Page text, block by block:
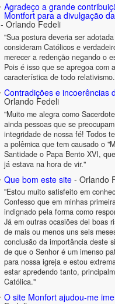
Agradeço a grande
Montfort para a divulgação
- Orlando Fedeli
"Sua postura deveria ser
consideram Católicos e
merecer a redenção negando o
Pois é isso que se apregoa com
característica de todo
Contradições e incoerências
Orlando Fedeli
"Muito me alegra como
ainda pessoas que se
integridade de nossa fé! Todos
a polêmica que tem causado o
Santidade o Papa Bento XVI,
já estava na hora de vir."
Que bom este site - Orlando
"Estou muito satisfeito em
Confesso que em minhas
indignado pela forma como
Já em outras ocasiões dei boas
de mais ou menos uns seis
conclusão da importância deste
de que o Senhor é um imenso
para nossa igreja e estou
estar apredendo tanto,
Católica."
O site Monfort ajudou-me